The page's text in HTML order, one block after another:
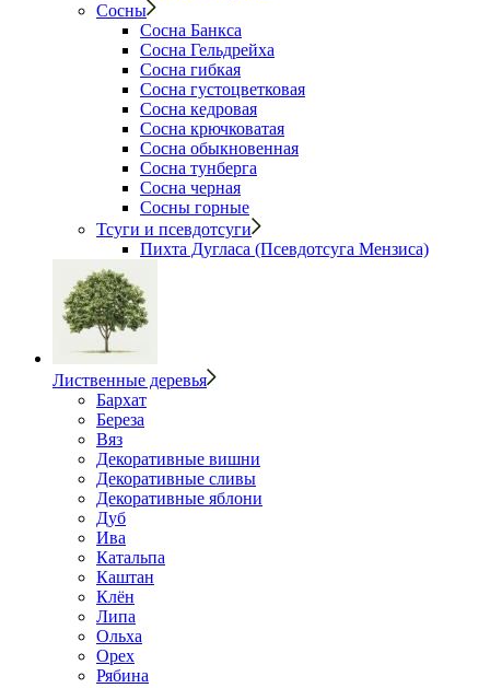
Сосны
Сосна Банкса
Сосна Гельдрейха
Сосна гибкая
Сосна густоцветковая
Сосна кедровая
Сосна крючковатая
Сосна обыкновенная
Сосна тунберга
Сосна черная
Сосны горные
Тсуги и псевдотсуги
Пихта Дугласа (Псевдотсуга Мензиса)
Лиственные деревья
Бархат
Береза
Вяз
Декоративные вишни
Декоративные сливы
Декоративные яблони
Дуб
Ива
Катальпа
Каштан
Клён
Липа
Ольха
Орех
Рябина